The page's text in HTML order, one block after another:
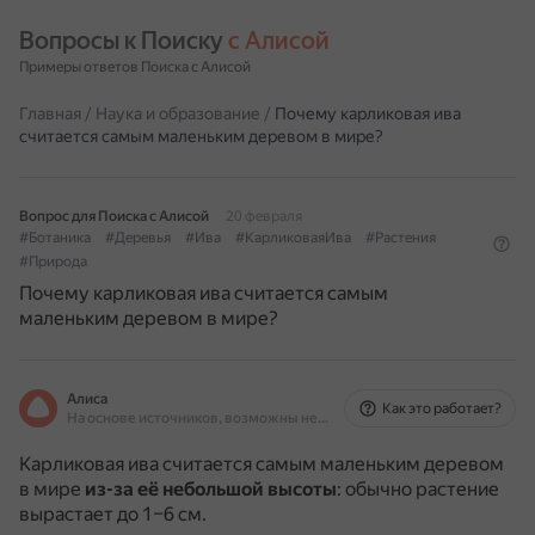
Вопросы к Поиску с Алисой
Примеры ответов Поиска с Алисой
Главная / Наука и образование / Почему карликовая ива
считается самым маленьким деревом в мире?
Вопрос для Поиска с Алисой
20 февраля
#Ботаника
#Деревья #Ива #КарликоваяИва
#Растения
#Природа
Почему карликовая ива считается самым
маленьким деревом в мире?
Алиса
На основе источников, возможны неточности
Как это работает?
Карликовая ива считается самым маленьким деревом
в мире из-за её небольшой высоты: обычно растение
вырастает до 1–6 см.